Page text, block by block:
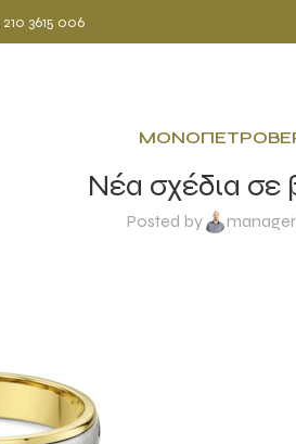
210 3615 006
ΜΟΝΌΠΕΤΡΟ
Νέα σχέδια σε
Posted by manager